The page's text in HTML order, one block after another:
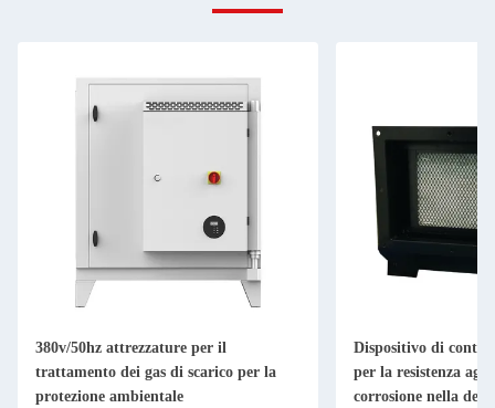
380v/50hz attrezzature per il
trattamento dei gas di scarico per la
protezione ambientale
Dispositivo di
per la resistenza
corrosione nella